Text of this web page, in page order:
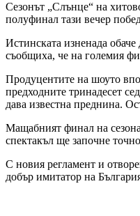
Сезонът „Слънце“ на
полуфинал тази вечер
Истинската изненада
съобщиха, че на големия
Продуцентите на шоуто
предходните тринадесет
дава известна преднина.
Мащабният финал на
спектакъл ще започне
С новия регламент и
добър имитатор на